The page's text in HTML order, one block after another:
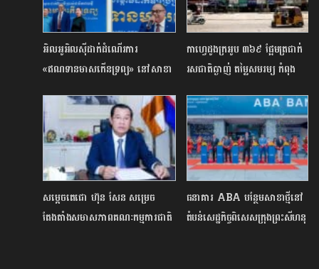
អិលអូអិលស៊ីដាក់ដំណើរការ
«ឥណទានមាសកើនទ្រព្យ» នៅសាខា
កាហ្វេដូងក្រអូប ៣៦៩ ផ្អែមត្រជាក់
រសជាតិឆ្ងាញ់ តម្លៃសមរម្យ កំពុង
របោះដុំឃ្លាំងរំសេវថ្មីសែនសុខ
សម្ដេចតេជោ ហ៊ុន សែន សម្រេច
តែងតាំងសមាសភាពគណៈកម្មការជាតិ
ធនាគារ ABA បន្ថែមសាខាថ្មីនៅ
តំបន់សេដ្ឋកិច្ចពិសេសក្រុងព្រះសីហនុ